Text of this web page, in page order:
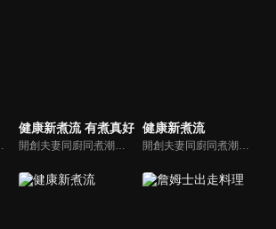
健康新煮流 有煮真好
開創夫妻同廚同煮潮流的KC夫婦，繼《健康醫食代》後，走出攝影棚，帶大家全台走透透，發掘上帝賞賜的美味食材，內容融合新加坡南洋風和客家純樸味，加上台灣獨特的閩南風情，互相激盪交織出的火花，打造出獨一無二的美食節目。
健康新煮流
開創夫妻同廚同煮潮流的KC夫婦，繼《健康醫食代》後，走出攝影棚，帶大家全台走透透，發掘上帝賞賜的美味食材，內容融合新加坡南洋風和客家純樸味，加上台灣獨特的閩南風情，互相激盪交織出的火花，打造出獨一無二的美食節目。